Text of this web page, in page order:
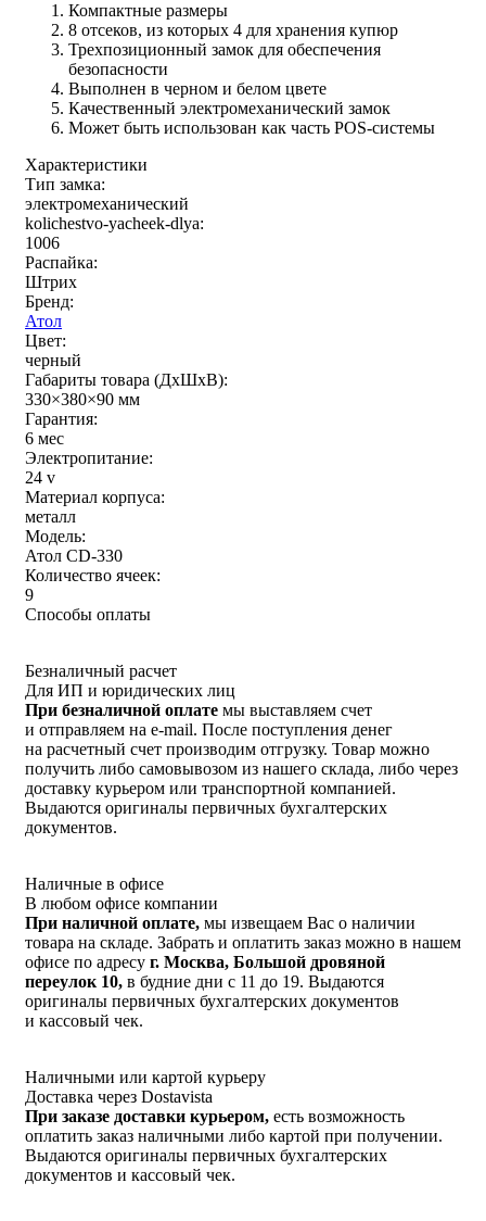
Компактные размеры
8 отсеков, из которых 4 для хранения купюр
Трехпозиционный замок для обеспечения
безопасности
Выполнен в черном и белом цвете
Качественный электромеханический замок
Может быть использован как часть POS-системы
Характеристики
Тип замка:
электромеханический
kolichestvo-yacheek-dlya:
1006
Распайка:
Штрих
Бренд:
Атол
Цвет:
черный
Габариты товара (ДxШxВ):
330×380×90 мм
Гарантия:
6 мес
Электропитание:
24 v
Материал корпуса:
металл
Модель:
Атол CD-330
Количество ячеек:
9
Способы оплаты
Безналичный расчет
Для ИП и юридических лиц
При безналичной оплате мы выставляем счет
и отправляем на e-mail. После поступления денег
на расчетный счет производим отгрузку. Товар можно
получить либо самовывозом из нашего склада, либо через
доставку курьером или транспортной компанией.
Выдаются оригиналы первичных бухгалтерских
документов.
Наличные в офисе
В любом офисе компании
При наличной оплате, мы извещаем Вас о наличии
товара на складе. Забрать и оплатить заказ можно в нашем
офисе по адресу г. Москва, Большой дровяной
переулок 10, в будние дни с 11 до 19. Выдаются
оригиналы первичных бухгалтерских документов
и кассовый чек.
Наличными или картой курьеру
Доставка через Dostavista
При заказе доставки курьером, есть возможность
оплатить заказ наличными либо картой при получении.
Выдаются оригиналы первичных бухгалтерских
документов и кассовый чек.